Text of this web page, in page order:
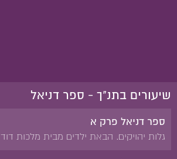
שיעורים בתנ"ך - ספר דניאל
ספר דניאל פרק א
גלות יהויקים. הבאת ילדים מבית מלכות דוד